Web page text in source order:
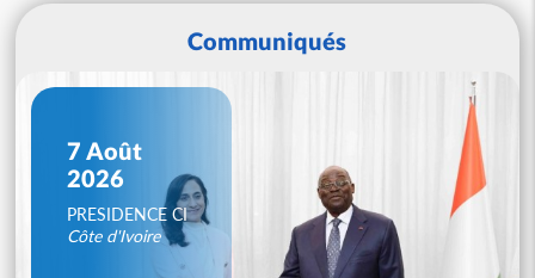
Communiqués
7 Août
2026
PRESIDENCE CI
Côte d'Ivoire